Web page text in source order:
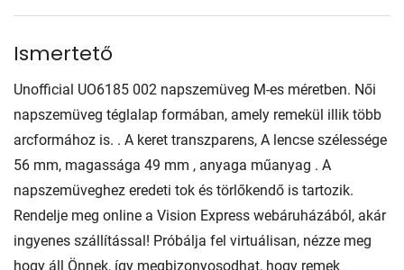
Ismertető
Unofficial UO6185 002 napszemüveg M-es méretben. Női
napszemüveg téglalap formában, amely remekül illik több
arcformához is. . A keret transzparens, A lencse szélessége
56 mm, magassága 49 mm , anyaga műanyag . A
napszemüveghez eredeti tok és törlőkendő is tartozik.
Rendelje meg online a Vision Express webáruházából, akár
ingyenes szállítással! Próbálja fel virtuálisan, nézze meg
hogy áll Önnek, így megbizonyosodhat, hogy remek